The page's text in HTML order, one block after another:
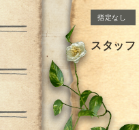
指定なし
スタッフ